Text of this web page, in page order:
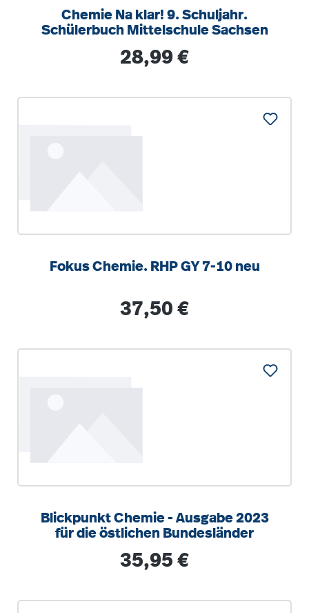
Chemie Na klar! 9. Schuljahr.
Schülerbuch Mittelschule Sachsen
Regulärer Preis:
28,99 €
Fokus Chemie. RHP GY 7-10 neu
Regulärer Preis:
37,50 €
Blickpunkt Chemie - Ausgabe 2023
für die östlichen Bundesländer
Regulärer Preis:
35,95 €